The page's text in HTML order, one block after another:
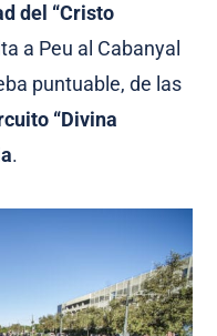
del “Cristo
a Peu al Cabanyal
puntuable, de las
“Divina
.